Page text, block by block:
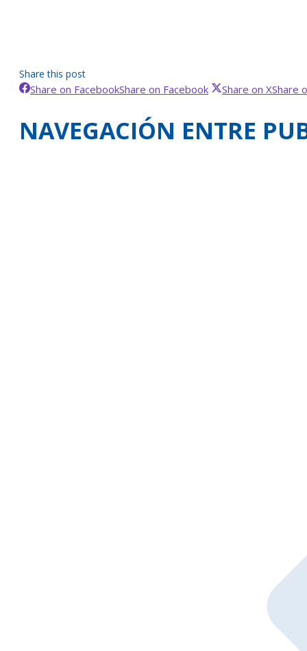
Share this post
Share on FacebookShare on Facebook Share on XShare
NAVEGACIÓN ENTRE